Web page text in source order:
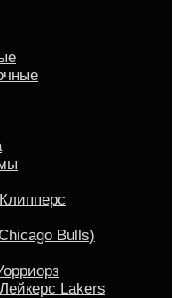
Bulls)
Lakers